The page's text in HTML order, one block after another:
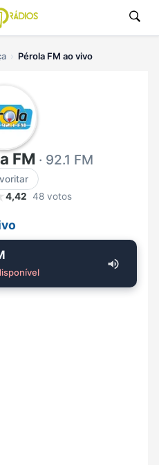
Pérola FM ao vivo
FM · 92.1 FM
4,42 48 votos